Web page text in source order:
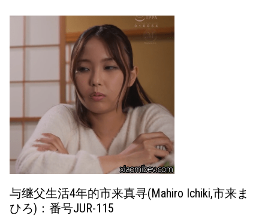
与继父生活4年的市来真寻(Mahiro Ichiki,市来ま
ひろ)：番号JUR-115